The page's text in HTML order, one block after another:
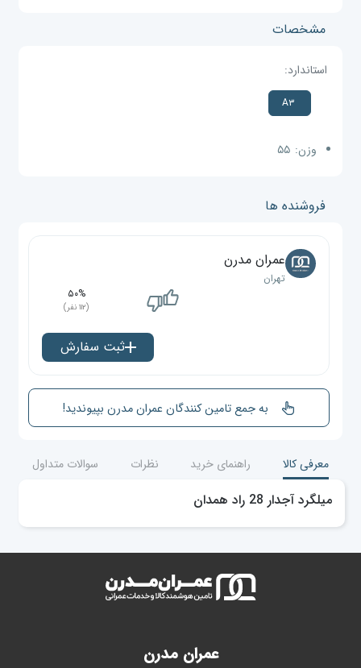
مشخصات
استاندارد:
A۳
وزن: ۵۵
فروشنده ها
عمران مدرن
تهران
۵۰%
(۱۱۲ نفر)
ثبت سفارش
به جمع تامین کنندگان عمران مدرن بپیوندید!
معرفی کالا راهنمای خرید نظرات سوالات متداول
میلگرد آجدار 28 راد همدان
عمران مدرن